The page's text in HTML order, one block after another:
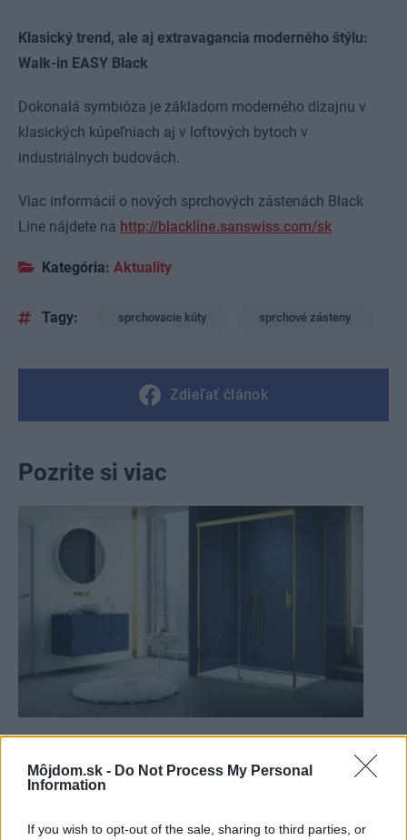
Môjdom.sk - Do Not Process My Personal
Information
If you wish to opt-out of the sale, sharing to third parties, or
Klasický trend, ale aj extravagancia moderného štýlu:
Walk-in EASY Black
Dokonalá symbióza je základom moderného dizajnu v
klasických kúpeľniach aj v loftových bytoch v
industriálnych budovách.
Viac informácií o nových sprchových zástenách Black
Line nájdete na http://blackline.sanswiss.com/sk
Kategória: Aktuality
Tagy: sprchovacie kúty sprchové zásteny
Zdieľať článok
Pozrite si viac
Sprchovací kút CADURA od SanSwiss –
inšpirovaný prírodou, tvarovaný vodou